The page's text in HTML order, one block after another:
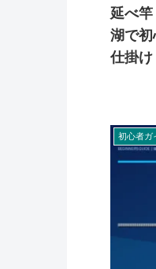
延べ
湖で
仕掛
初心者ガ